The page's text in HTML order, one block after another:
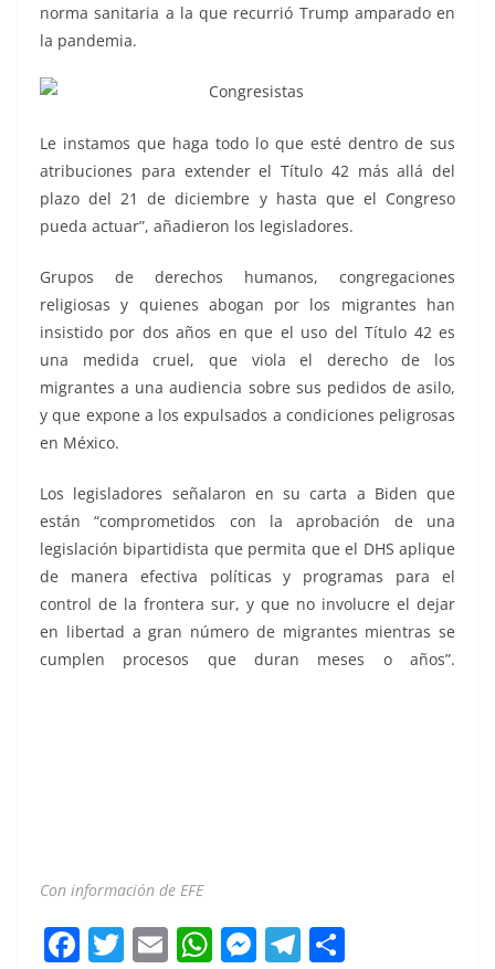
norma sanitaria a la que recurrió Trump amparado en
la pandemia.
Le instamos que haga todo lo que esté dentro de sus
atribuciones para extender el Título 42 más allá del
plazo del 21 de diciembre y hasta que el Congreso
pueda actuar”, añadieron los legisladores.
Grupos de derechos humanos, congregaciones
religiosas y quienes abogan por los migrantes han
insistido por dos años en que el uso del Título 42 es
una medida cruel, que viola el derecho de los
migrantes a una audiencia sobre sus pedidos de asilo,
y que expone a los expulsados a condiciones peligrosas
en México.
Los legisladores señalaron en su carta a Biden que
están “comprometidos con la aprobación de una
legislación bipartidista que permita que el DHS aplique
de manera efectiva políticas y programas para el
control de la frontera sur, y que no involucre el dejar
en libertad a gran número de migrantes mientras se
cumplen procesos que duran meses o años”.
Con información de EFE
F T E W M T